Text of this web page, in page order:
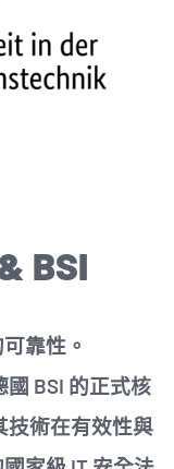
BSI
靠性。
BSI 的正式核
技術在有效性與